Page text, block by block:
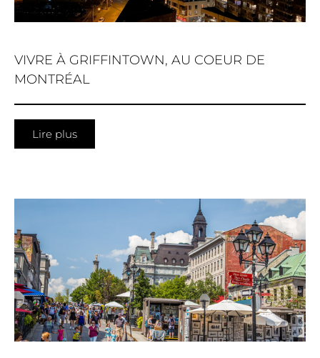
VIVRE À GRIFFINTOWN, AU COEUR DE
MONTRÉAL
Lire plus